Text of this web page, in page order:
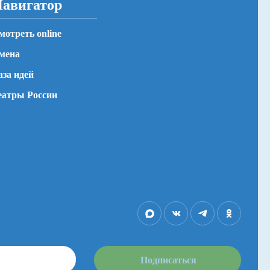
online
идей
России
Подписаться